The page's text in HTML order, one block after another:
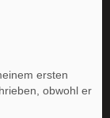
ersten
obwohl er